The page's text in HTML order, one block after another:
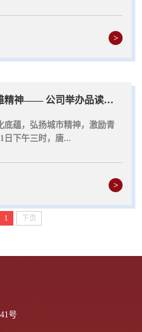
>
漫笔绘工业摇篮 初心传英雄精神—— 公司举办品读唐山“七个第一”与“五种精...
底蕴，弘扬城市精神，激励青
日下午三时，唐...
>
1 下页
号